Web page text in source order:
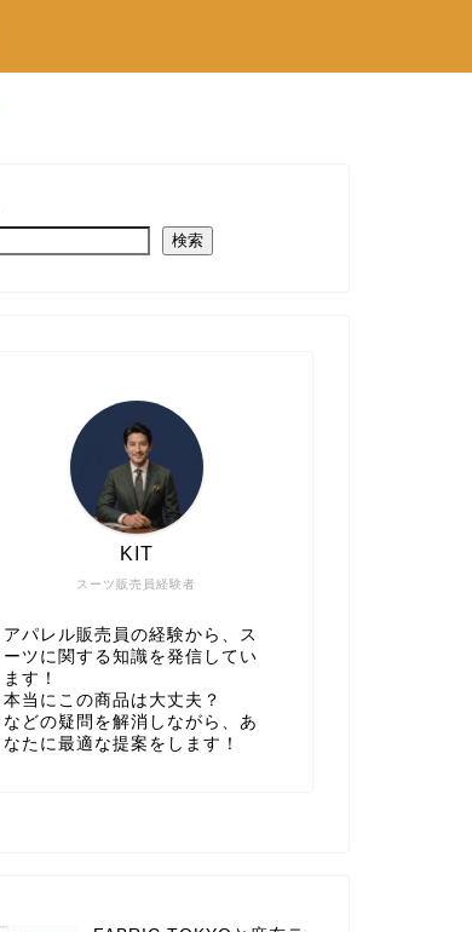
検索
スーツ販売員経験者
KIT
アパレル販売員の経験から、ス
ーツに関する知識を発信してい
ます！
本当にこの商品は大丈夫？
などの疑問を解消しながら、あ
なたに最適な提案をします！